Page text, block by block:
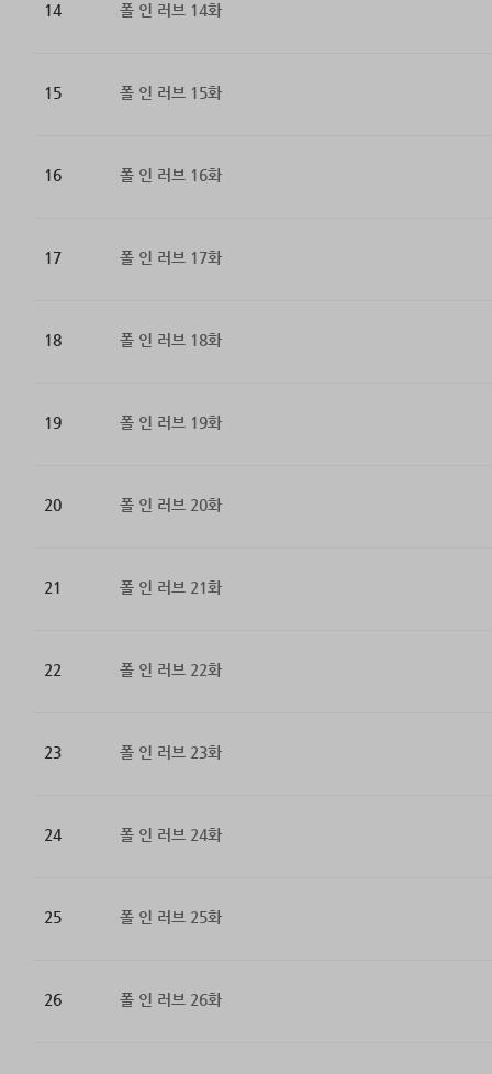
14 폴 인 러브 14화
15 폴 인 러브 15화
16 폴 인 러브 16화
17 폴 인 러브 17화
18 폴 인 러브 18화
19 폴 인 러브 19화
20 폴 인 러브 20화
21 폴 인 러브 21화
22 폴 인 러브 22화
23 폴 인 러브 23화
24 폴 인 러브 24화
25 폴 인 러브 25화
26 폴 인 러브 26화